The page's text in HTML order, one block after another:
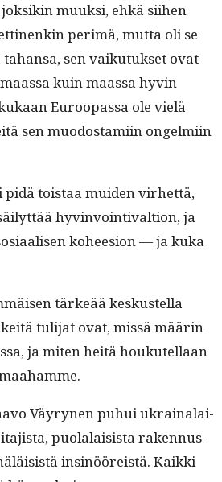
muuk­si, ehkä siihen
per­imä, mut­ta oli se
sen vaiku­tuk­set ovat
kuin maas­sa hyvin
Euroopas­sa ole vielä
sen muo­dostami­in ongelmi­in
pidä tois­taa muiden virhet­tä,
hyv­in­voin­ti­val­tion, ja
kohee­sion — ja kuka
tärkeää keskustel­la
tuli­jat ovat, mis­sä määrin
ja miten heitä houkutel­laan
Väyry­nen puhui ukrainalai­
puo­lalai­sista raken­nus­
insinööreistä. Kaik­ki